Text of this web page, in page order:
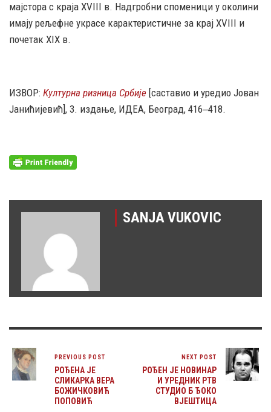
мајстора с краја XVIII в. Надгробни споменици у околини
имају рељефне украсе карактеристичне за крај XVIII и
почетак XIX в.
ИЗВОР: Културна ризница Србије [саставио и уредио Јован
Јанићијевић], 3. издање, ИДЕА, Београд, 416‒418.
SANJA VUKOVIC
PREVIOUS POST
РОЂЕНА ЈЕ
СЛИКАРКА ВЕРА
БОЖИЧКОВИЋ
ПОПОВИЋ
NEXT POST
РОЂЕН ЈЕ НОВИНАР
И УРЕДНИК РТВ
СТУДИО Б ЂОКО
ВЈЕШТИЦА